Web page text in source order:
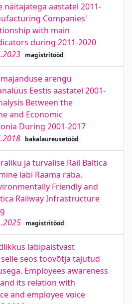
aastatel 2011-
Companies'
with main
during 2011-2020
magistritööd
arengu
Eestis aastatel 2001-
Between the
and Economic
During 2001-2017
bakalaureusetööd
ja turvalise Rail Baltica
läbi Rääma raba.
Friendly and
Railway Infrastructure
magistritööd
läbipaistvast
seos töövõtja tajutud
Employees awareness
its relation with
and employee voice